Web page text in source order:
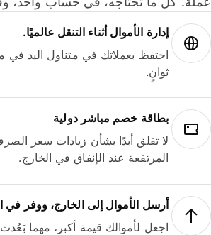
إدارة الأموال أثناء التنقل عالميًا.
احتفظ بعملاتك في متناول اليد في
ثوانٍ.
بطاقة خصم مباشر دولية
لا تقلق أبدًا بشأن زيادات سعر
المرتفعة عند الإنفاق في الخارج.
أرسل الأموال إلى الخارج، ووفر في
اجعل لأموالك قيمة أكبر، مهما بَعُدت